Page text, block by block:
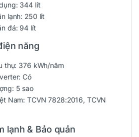
344 lít
lạnh: 250 lít
đá: 94 lít
năng
thụ: 376 kWh/năm
Có
5 sao
Nam:TCVN 7828:2016, TCVN
lạnh & Bảo quản